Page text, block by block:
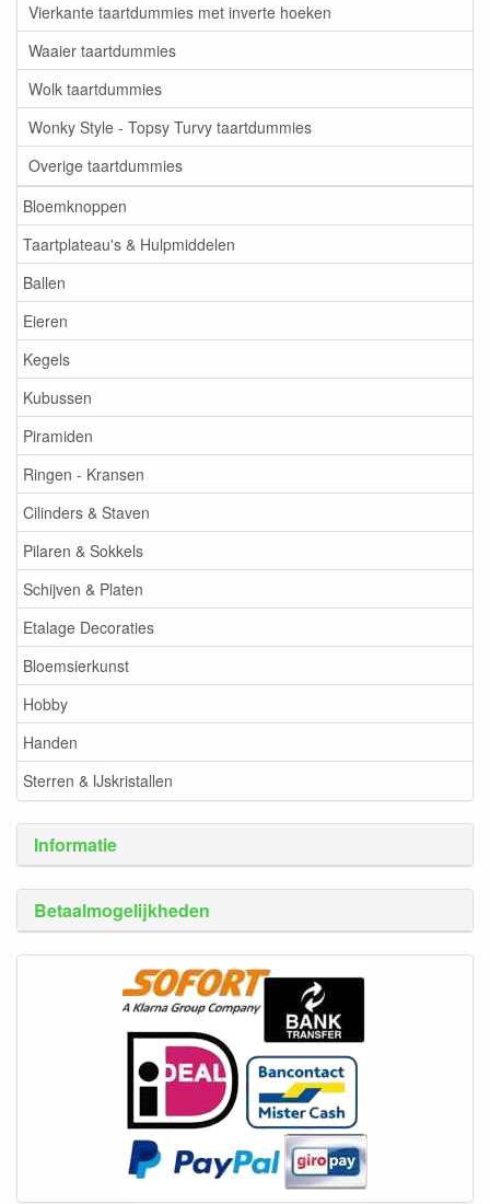
Vierkante taartdummies met inverte hoeken
Waaier taartdummies
Wolk taartdummies
Wonky Style - Topsy Turvy taartdummies
Overige taartdummies
Bloemknoppen
Taartplateau's & Hulpmiddelen
Ballen
Eieren
Kegels
Kubussen
Piramiden
Ringen - Kransen
Cilinders & Staven
Pilaren & Sokkels
Schijven & Platen
Etalage Decoraties
Bloemsierkunst
Hobby
Handen
Sterren & IJskristallen
Informatie
Betaalmogelijkheden